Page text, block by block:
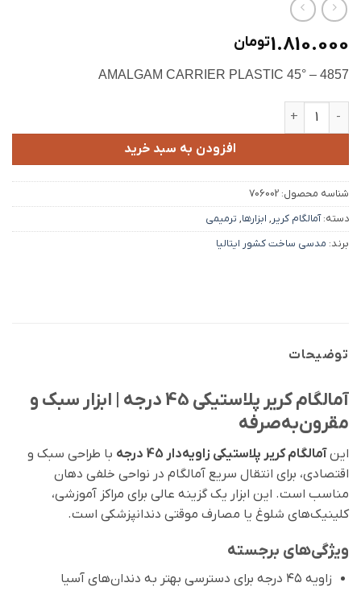
1.810.000تومان
AMALGAM CARRIER PLASTIC 45° – 4857
آمالگام کریر پلاستیکی 45 درجه عدد
افزودن به سبد خرید
شناسه محصول: 706002
دسته:آمالگام کریر, ابزارها, ترمیمی
برند: مدسی ساخت کشور ایتالیا
توضیحات
آمالگام کریر پلاستیکی 45 درجه | ابزار سبک و
مقرون‌به‌صرفه
اینآمالگام کریر پلاستیکی زاویه‌دار 45 درجه
با طراحی سبک و
اقتصادی، برای انتقال سریع آمالگام در نواحی خلفی دهان
مناسب است. این ابزار یک گزینه عالی برای مراکز آموزشی،
کلینیک‌های شلوغ یا مصارف موقتی دندانپزشکی است.
ویژگی‌های برجسته
زاویه ۴۵ درجه برای دسترسی بهتر به دندان‌های آسیا